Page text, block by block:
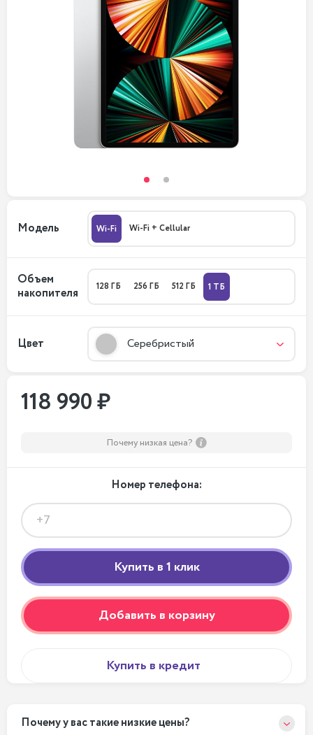
Модель Wi-Fi Wi-Fi + Cellular
Объем
накопителя
128 ГБ 256 ГБ 512 ГБ 1 ТБ
Цвет Серебристый
118 990 ₽
Почему низкая цена?
Номер телефона:
Добавить в корзину
Купить в кредит
Почему у вас такие низкие цены?